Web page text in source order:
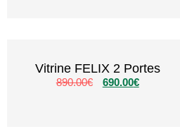
Vitrine FELIX 2 Portes
890.00€ 690.00€